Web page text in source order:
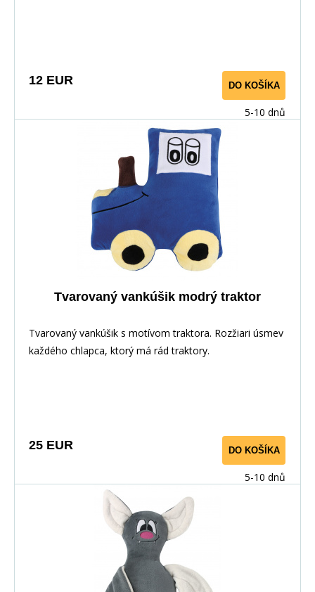
12 EUR DO KOŠÍKA
5-10 dnů
Tvarovaný vankúšik modrý traktor
Tvarovaný vankúšik s motívom traktora. Rozžiari úsmev
každého chlapca, ktorý má rád traktory.
25 EUR DO KOŠÍKA
5-10 dnů